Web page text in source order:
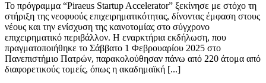
Το πρόγραμμα “Piraeus Startup Accelerator” ξεκίνησε με στόχο τη
στήριξη της νεοφυούς επιχειρηματικότητας, δίνοντας έμφαση στους
νέους και την ενίσχυση της καινοτομίας στο σύγχρονο
επιχειρηματικό περιβάλλον. Η εναρκτήρια εκδήλωση, που
πραγματοποιήθηκε το Σάββατο 1 Φεβρουαρίου 2025 στο
Πανεπιστήμιο Πατρών, παρακολούθησαν πάνω από 220 άτομα από
διαφορετικούς τομείς, όπως η ακαδημαϊκή [...]